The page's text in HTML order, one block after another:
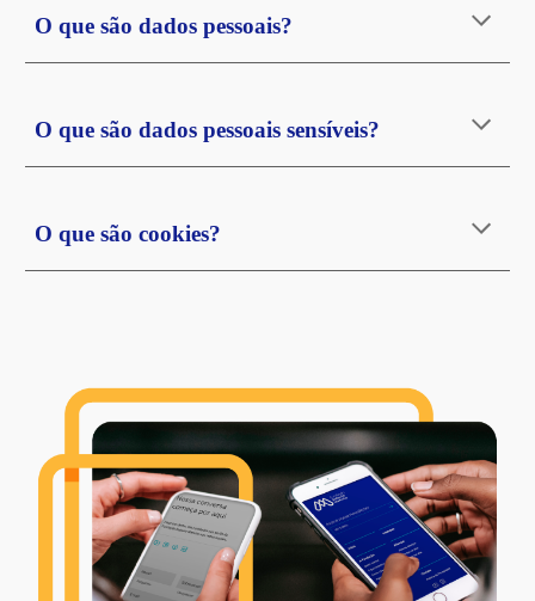
O que são dados pessoais?
O que são dados pessoais sensíveis?
O que são cookies?